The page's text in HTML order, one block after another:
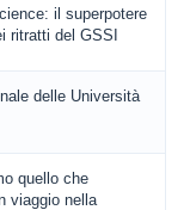
il superpotere
ritratti del GSSI
delle Università
quello che
viaggio nella